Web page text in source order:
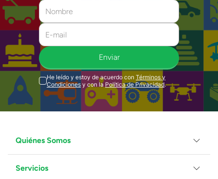
Enviar
He leído y estoy de acuerdo con Términos y
Condiciones y con la Política de Privacidad.
Quiénes Somos
Grupo Juguetron
Servicios